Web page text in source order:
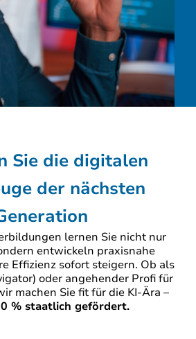
Sie die digitalen
der nächsten
lernen Sie nicht nur
entwickeln praxisnahe
Effizienz sofort steigern. Ob als
oder angehender Profi für
machen Sie fit für die KI-Ära –
% staatlich gefördert.